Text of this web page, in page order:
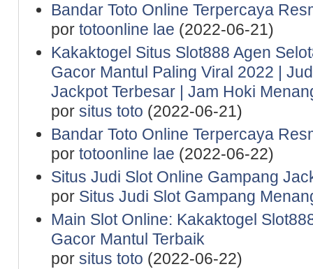
Bandar Toto Online Terpercaya
por totoonline lae (2022-06-21)
Kakaktogel Situs Slot888 Agen
Gacor Mantul Paling Viral 2022 |
Jackpot Terbesar | Jam Hoki
por situs toto (2022-06-21)
Bandar Toto Online Terpercaya
por totoonline lae (2022-06-22)
Situs Judi Slot Online Gampang
por Situs Judi Slot Gampang
Main Slot Online: Kakaktogel
Gacor Mantul Terbaik
por situs toto (2022-06-22)